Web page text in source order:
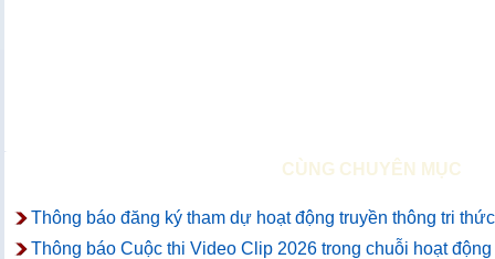
CÙNG CHUYÊN MỤC
Thông báo đăng ký tham dự hoạt động truyền thông tri
Thông báo Cuộc thi Video Clip 2026 trong chuỗi hoạt